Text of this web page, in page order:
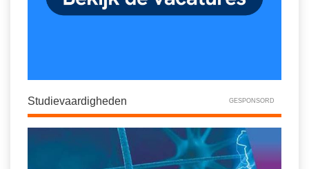
Studievaardigheden GESPONSORD